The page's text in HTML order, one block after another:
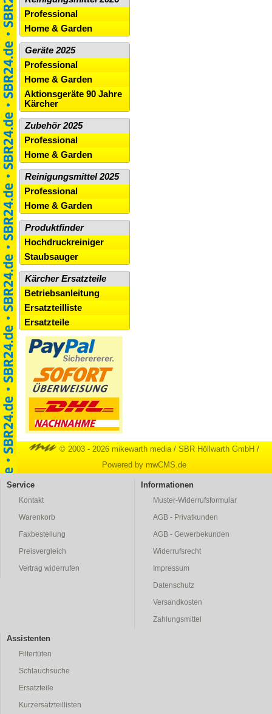
Professional
Home & Garden
Geräte 2025
Professional
Home & Garden
Aktionsgeräte 90 Jahre
Kärcher
Zubehör 2025
Professional
Home & Garden
Reinigungsmittel 2025
Professional
Home & Garden
Produktfinder
Hochdruckreiniger
Staubsauger
Kärcher Ersatzteile
Betriebsanleitung
Ersatzteilliste
Ersatzteile
© 2003 - 2026 mikewarth media/ SBR Höllwarth GmbH /
Powered by mwCMS.de
Service
Kontakt
Warenkorb
Faxbestellung
Preisvergleich
Vertrag widerrufen
Informationen
Muster-Widerrufsformular
AGB - Privatkunden
AGB - Gewerbekunden
Widerrufsrecht
Impressum
Datenschutz
Versandkosten
Zahlungsmittel
Assistenten
Filtertüten
Schlauchsuche
Ersatzteile
Kurzersatzteillisten